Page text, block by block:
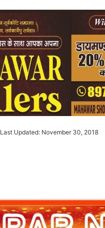
Last Updated: November 30, 2018